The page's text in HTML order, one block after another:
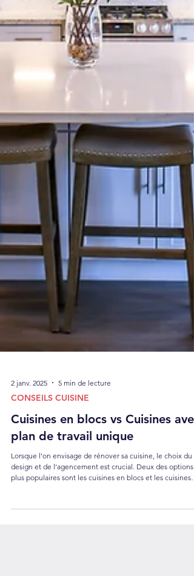
2 janv. 2025 5 min de lecture
CONSEILS CUISINE
Cuisines en blocs vs Cuisines avec
plan de travail unique